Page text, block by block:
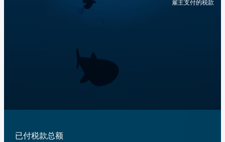
雇主支付的税款
已付税款总额